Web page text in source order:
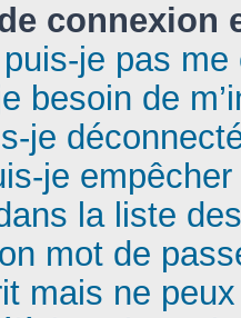
connexion
je pas
besoin de
je
je
la liste
mot de
mais ne